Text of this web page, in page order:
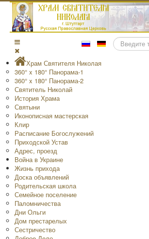
Поиск
Храм Святителя Николая
360° x 180° Панорама-1
360° x 180° Панорама-2
Святитель Николай
История Храма
Святыни
Иконописная мастерская
Клир
Расписание Богослужений
Приходской Устав
Адрес, проезд
Война в Украине
Жизнь прихода
Доска объявлений
Родительская школа
Семейное поселение
Паломничества
Дни Ольги
Дом престарелых
Сестричество